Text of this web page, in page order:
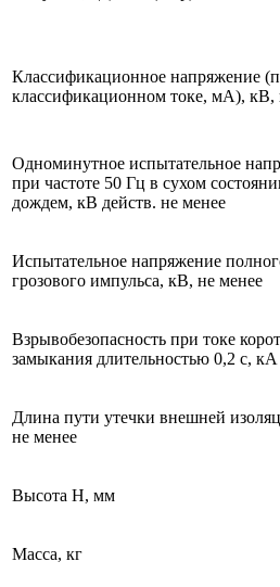
Классификационное напряжение
классификационном токе, мА), кВ,
Одноминутное испытательное
при частоте 50 Гц в сухом
дождем, кВ действ. не менее
Испытательное напряжение
грозового импульса, кВ, не менее
Взрывобезопасность при токе
замыкания длительностью 0,2 с, кА
Длина пути утечки внешней
не менее
Высота Н, мм
Масса, кг